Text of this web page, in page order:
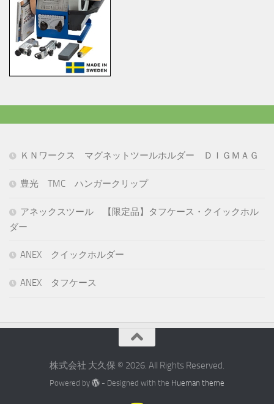
ＫＮワークス マグネットツールホルダー ＤＩＧＭＡＧ
豊光 TMC ハンガークリップ
アネックスツール 【限定品】タフケース・クイックホル
ダー
ANEX クイックホルダー
ANEX タフケース
株式会社 大久保 © 2026. All Rights Reserved.
Powered by - Designed with the Hueman theme